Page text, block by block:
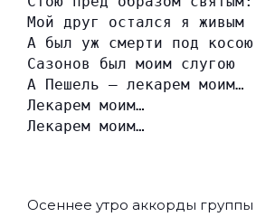
Мой друг остался я живым
А был уж смерти под
Сазонов был моим слугою
А Пешель — лекарем моим…
Лекарем моим…
Лекарем моим…
Осеннее утро аккорды группы